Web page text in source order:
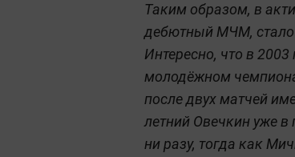
Таким образом, в
дебютный МЧМ, стало
Интересно, что в
молодёжном
после двух матчей
летний Овечкин уже в
ни разу, тогда как